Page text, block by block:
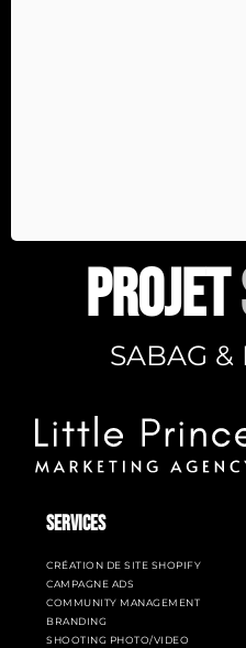
PROJET
SABAG &
SERVICES
CRÉATION DE SITE SHOPIFY
CAMPAGNE ADS
COMMUNITY MANAGEMENT
BRANDING
SHOOTING PHOTO/VIDEO